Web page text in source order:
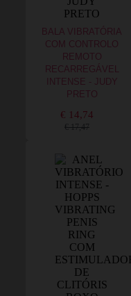
BALA VIBRATÓRIA
COM CONTROLO
REMOTO
RECARREGÁVEL
INTENSE - JUDY
PRETO
€ 14,74
€ 17,47